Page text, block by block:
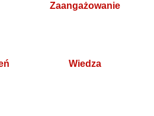
Zaangażowanie
Wiedza